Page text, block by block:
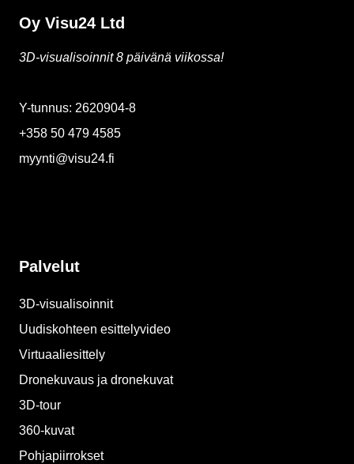
Oy Visu24 Ltd
3D-visualisoinnit 8 päivänä viikossa!
Y-tunnus: 2620904-8
+358 50 479 4585
myynti@visu24.fi
Palvelut
3D-visualisoinnit
Uudiskohteen esittelyvideo
Virtuaaliesittely
Dronekuvaus ja dronekuvat
3D-tour
360-kuvat
Pohjapiirrokset